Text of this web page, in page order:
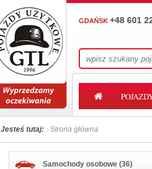
GDAŃSK +48 601
Jesteś tutaj: Strona główna
Samochody osobowe (36)